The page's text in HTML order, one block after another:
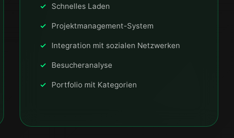
Schnelles Laden
Projektmanagement-System
Integration mit sozialen Netzwerken
Besucheranalyse
Portfolio mit Kategorien